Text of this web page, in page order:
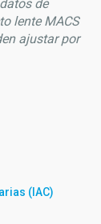
de
lente MACS
ajustar por
(IAC)